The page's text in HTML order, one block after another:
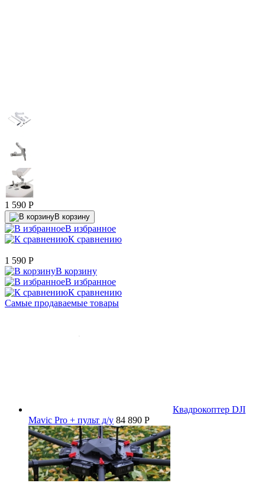
1 590 P
В корзину
В избранное
К сравнению
1 590 P
В корзину
В избранное
К сравнению
Самые продаваемые товары
Квадрокоптер DJI
Mavic Pro + пульт д/у 84 890 P